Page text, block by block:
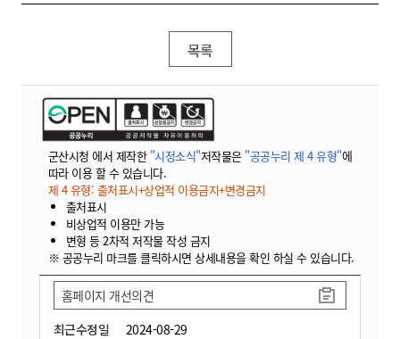
목록
군산시청 에서 제작한 "시정소식"저작물은 "공공누리 제 4 유형"에
따라 이용 할 수 있습니다.
제 4 유형: 출처표시+상업적 이용금지+변경금지
출처표시
비상업적 이용만 가능
변형 등 2차적 저작물 작성 금지
※ 공공누리 마크를 클릭하시면 상세내용을 확인 하실 수 있습니다.
최근수정일 2024-08-29
홈페이지 개선의견